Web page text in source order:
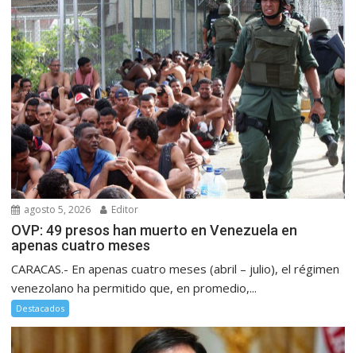
agosto 5, 2026 Editor
OVP: 49 presos han muerto en Venezuela en
apenas cuatro meses
CARACAS.- En apenas cuatro meses (abril – julio), el régimen
venezolano ha permitido que, en promedio,...
Destacados